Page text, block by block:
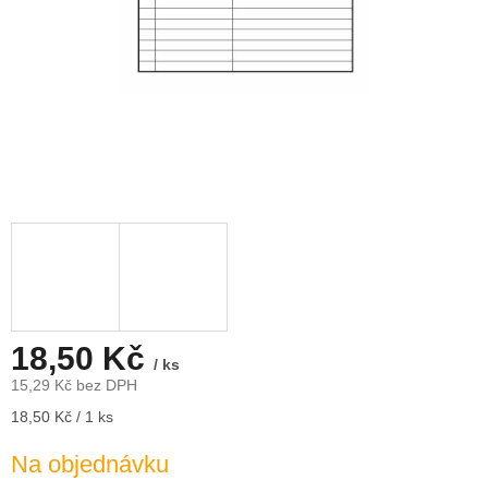
18,50 Kč / ks
15,29 Kč bez DPH
Měrná
18,50 Kč / 1 ks
Na objednávku